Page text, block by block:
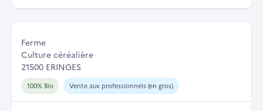
Ferme
Culture céréalière
21500 ERINGES
100% Bio Vente aux professionnels (en gros)